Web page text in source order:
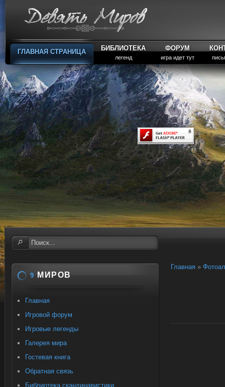
ГЛАВНАЯ СТРАНИЦА БИБЛИОТЕКА
легенд
ФОРУМ
игра идет тут
Главная »
9 МИРОВ
Главная
Игровой форум
Игровые легенды
Галерея мира
Гостевая книга
Обратная связь
Библиотека скандинавистики